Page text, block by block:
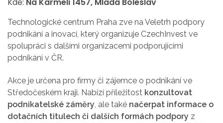
Technologické centrum Praha zve na Veletrh podpory
podnikání a inovací, který organizuje CzechInvest ve
spolupráci s dalšími organizacemi podporujícími
podnikání v ČR.
Akce je určena pro firmy či zájemce o podnikání ve
Středočeském kraji. Nabízí příležitost konzultovat
podnikatelské záměry, ale také načerpat informace o
dotačních titulech či dalších formách podpory z